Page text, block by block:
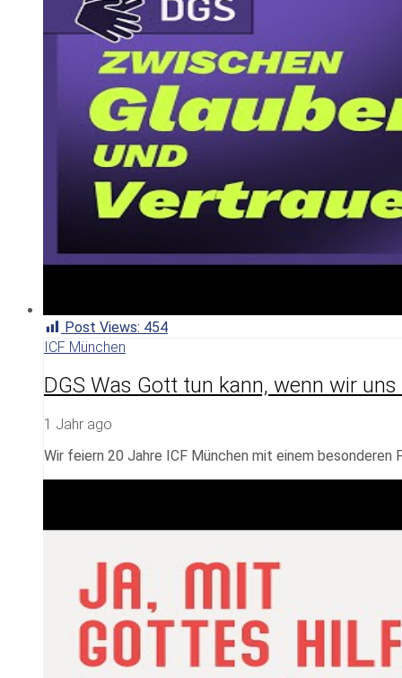
Post Views: 454
ICF München
DGS Was Gott tun kann, wenn wir
1 Jahr ago
Wir feiern 20 Jahre ICF München mit einem besonderen